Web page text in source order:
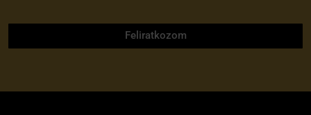
Feliratkozom